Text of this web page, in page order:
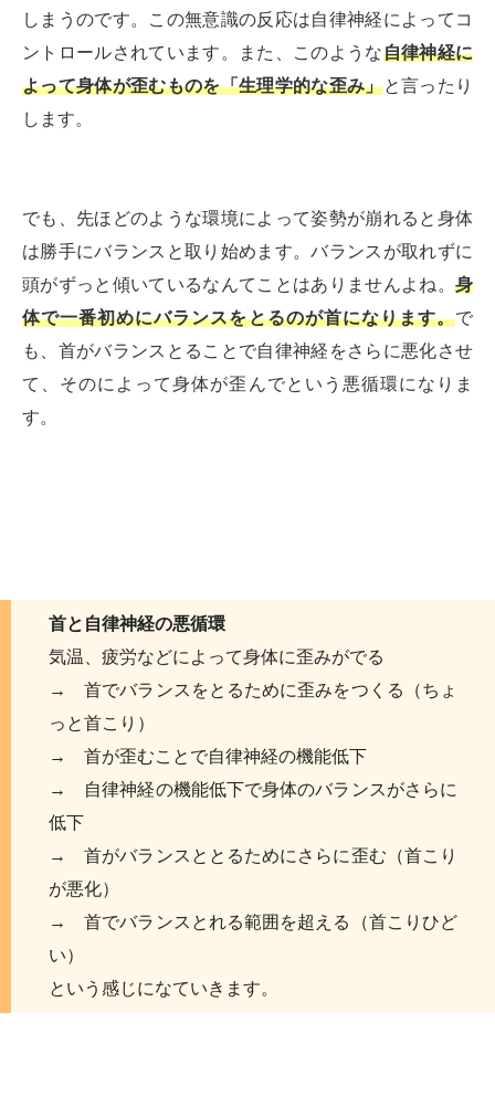
しまうのです。この無意識の反応は自律神経によってコ
ントロールされています。また、このような自律神経に
よって身体が歪むものを「生理学的な歪み」と言ったり
します。
でも、先ほどのような環境によって姿勢が崩れると身体
は勝手にバランスと取り始めます。バランスが取れずに
頭がずっと傾いているなんてことはありませんよね。 身
体で一番初めにバランスをとるのが首になります。で
も、首がバランスとることで自律神経をさらに悪化させ
て、そのによって身体が歪んでという悪循環になりま
す。
首と自律神経の悪循環
気温、疲労などによって身体に歪みがでる
→ 首でバランスをとるために歪みをつくる（ちょ
っと首こり）
→ 首が歪むことで自律神経の機能低下
→ 自律神経の機能低下で身体のバランスがさらに
低下
→ 首がバランスととるためにさらに歪む（首こり
が悪化）
→ 首でバランスとれる範囲を超える（首こりひど
い）
という感じになていきます。